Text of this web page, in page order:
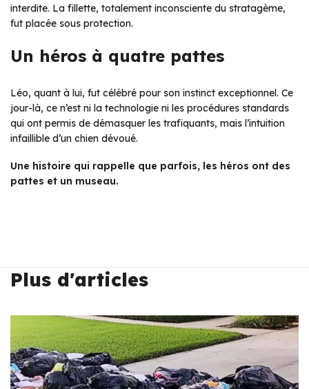
interdite. La fillette, totalement inconsciente du stratagème,
fut placée sous protection.
Un héros à quatre pattes
Léo, quant à lui, fut célébré pour son instinct exceptionnel. Ce
jour-là, ce n’est ni la technologie ni les procédures standards
qui ont permis de démasquer les trafiquants, mais l’intuition
infaillible d’un chien dévoué.
Une histoire qui rappelle que parfois, les héros ont des
pattes et un museau.
Plus d'articles